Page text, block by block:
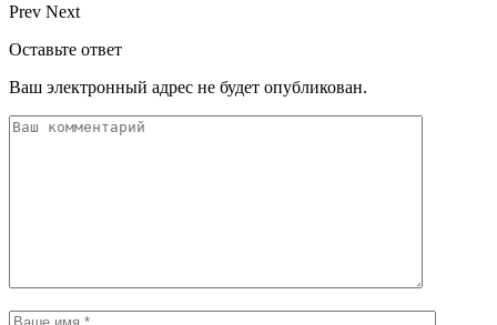
Prev Next
Оставьте ответ
Ваш электронный адрес не будет опубликован.